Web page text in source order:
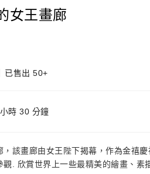
女王畫廊
已售出 50+
時 30 分鐘
，該畫廊由女王陛下揭幕，作為金禧
觀. 欣賞世界上一些最精美的繪畫、素